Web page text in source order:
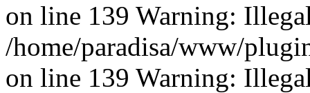
on line 139 Warning:
/home/paradisa/www/
on line 139 Warning: